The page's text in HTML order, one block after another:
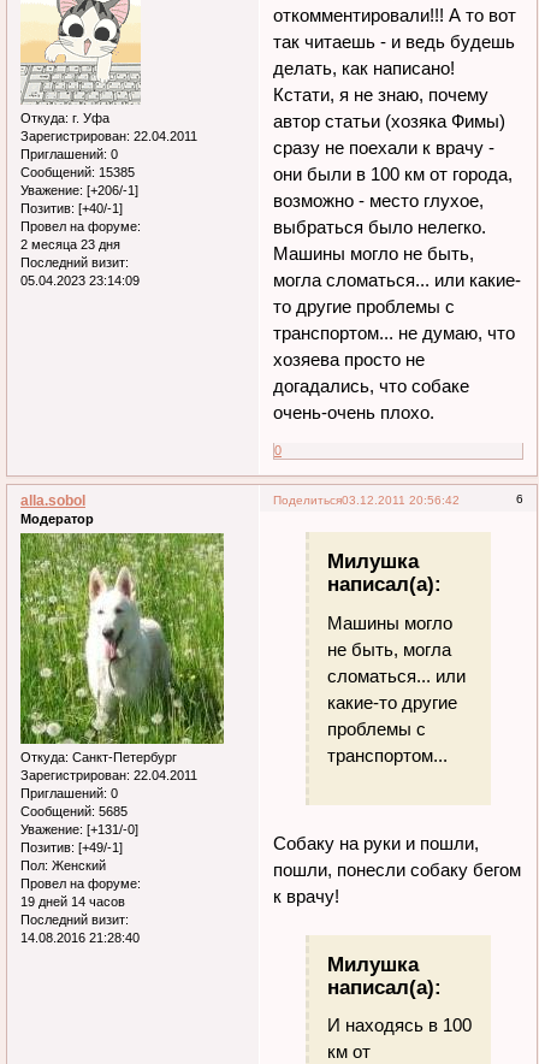
Откуда: г. Уфа
Зарегистрирован: 22.04.2011
Приглашений: 0
Сообщений: 15385
Уважение: [+206/-1]
Позитив: [+40/-1]
Провел на форуме:
2 месяца 23 дня
Последний визит:
05.04.2023 23:14:09
откомментировали!!! А то вот
так читаешь - и ведь будешь
делать, как написано!
Кстати, я не знаю, почему
автор статьи (хозяка Фимы)
сразу не поехали к врачу -
они были в 100 км от города,
возможно - место глухое,
выбраться было нелегко.
Машины могло не быть,
могла сломаться... или какие-
то другие проблемы с
транспортом... не думаю, что
хозяева просто не
догадались, что собаке
очень-очень плохо.
0
Поделиться 6
03.12.2011 20:56:42
alla.sobol
Модератор
Откуда: Санкт-Петербург
Зарегистрирован: 22.04.2011
Приглашений: 0
Сообщений: 5685
Уважение: [+131/-0]
Позитив: [+49/-1]
Пол: Женский
Провел на форуме:
19 дней 14 часов
Последний визит:
14.08.2016 21:28:40
Милушка
написал(а):
Машины могло
не быть, могла
сломаться... или
какие-то другие
проблемы с
транспортом...
Собаку на руки и пошли,
пошли, понесли собаку бегом
к врачу!
Милушка
написал(а):
И находясь в 100
км от